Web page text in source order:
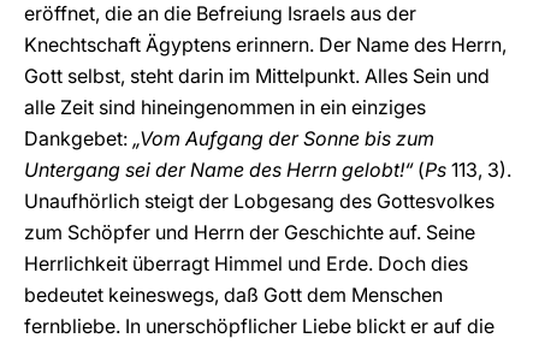
eröffnet, die an die Befreiung Israels aus der
Knechtschaft Ägyptens erinnern. Der Name des Herrn,
Gott selbst, steht darin im Mittelpunkt. Alles Sein und
alle Zeit sind hineingenommen in ein einziges
Dankgebet: „Vom Aufgang der Sonne bis zum
Untergang sei der Name des Herrn gelobt!“ (Ps 113, 3).
Unaufhörlich steigt der Lobgesang des Gottesvolkes
zum Schöpfer und Herrn der Geschichte auf. Seine
Herrlichkeit überragt Himmel und Erde. Doch dies
bedeutet keineswegs, daß Gott dem Menschen
fernbliebe. In unerschöpflicher Liebe blickt er auf die